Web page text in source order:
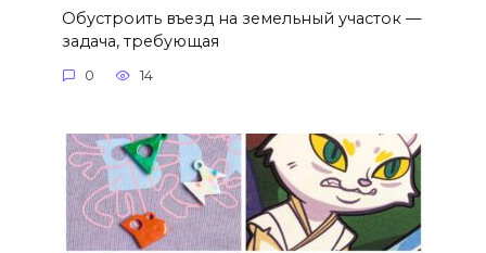
Обустроить въезд на земельный участок —
задача, требующая
0 14